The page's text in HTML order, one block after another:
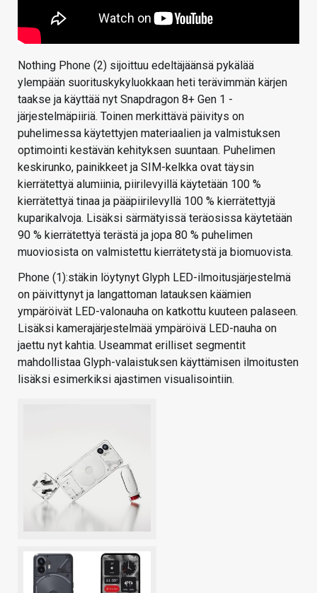
Nothing Phone (2) sijoittuu edeltäjäänsä pykälää
ylempään suorituskykyluokkaan heti terävimmän kärjen
taakse ja käyttää nyt Snapdragon 8+ Gen 1 -
järjestelmäpiiriä. Toinen merkittävä päivitys on
puhelimessa käytettyjen materiaalien ja valmistuksen
optimointi kestävän kehityksen suuntaan. Puhelimen
keskirunko, painikkeet ja SIM-kelkka ovat täysin
kierrätettyä alumiinia, piirilevyillä käytetään 100 %
kierrätettyä tinaa ja pääpiirilevyllä 100 % kierrätettyjä
kuparikalvoja. Lisäksi särmätyissä teräosissa käytetään
90 % kierrätettyä terästä ja jopa 80 % puhelimen
muoviosista on valmistettu kierrätetystä ja biomuovista.
Phone (1):stäkin löytynyt Glyph LED-ilmoitusjärjestelmä
on päivittynyt ja langattoman latauksen käämien
ympäröivät LED-valonauha on katkottu kuuteen palaseen.
Lisäksi kamerajärjestelmää ympäröivä LED-nauha on
jaettu nyt kahtia. Useammat erilliset segmentit
mahdollistaa Glyph-valaistuksen käyttämisen ilmoitusten
lisäksi esimerkiksi ajastimen visualisointiin.